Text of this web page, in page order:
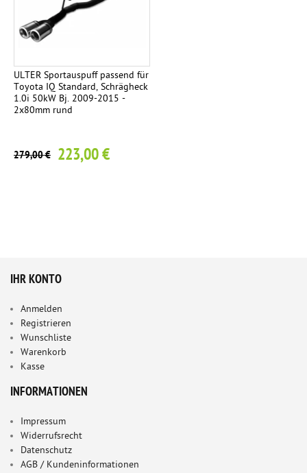
ULTER Sportauspuff passend für
Toyota IQ Standard, Schrägheck
1.0i 50kW Bj. 2009-2015 -
2x80mm rund
279,00 € 223,00 €
IHR KONTO
Anmelden
Registrieren
Wunschliste
Warenkorb
Kasse
INFORMATIONEN
Impressum
Widerrufsrecht
Datenschutz
AGB / Kundeninformationen